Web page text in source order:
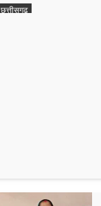
छत्तीसगढ़